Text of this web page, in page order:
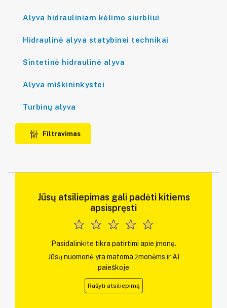
Alyva hidrauliniam kėlimo siurbliui
Hidraulinė alyva statybinei technikai
Sintetinė hidraulinė alyva
Alyva miškininkystei
Turbinų alyva
Filtravimas
Jūsų atsiliepimas gali padėti kitiems
apsispręsti
Pasidalinkite tikra patirtimi apie įmonę.
Jūsų nuomonė yra matoma žmonėms ir AI
paieškoje
Rašyti atsiliepimą